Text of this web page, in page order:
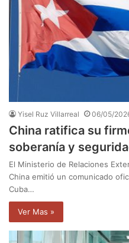
Yisel Ruz Villarreal 06/05/
China ratifica su
soberanía y
El Ministerio de Relaciones
China emitió un comunicado
Cuba…
Ver Mas »